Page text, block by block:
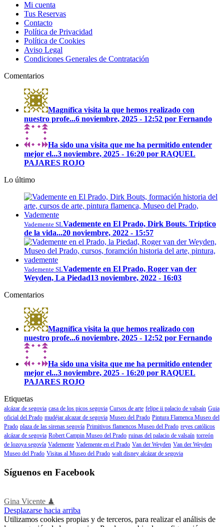
Mi cuenta
Tus Reservas
Contacto
Política de Privacidad
Política de Cookies
Aviso Legal
Condiciones Generales de Contratación
Comentarios
Magnífica visita la que hemos realizado con
nuestro profe...6 noviembre, 2025 - 12:52 por Fernando
Ha sido una visita que me ha permitido entender
mejor el...3 noviembre, 2025 - 16:20 por RAQUEL
PAJARES ROJO
Lo último
Vademente SLVademente en El Prado, Dirk Bouts. Tríptico
de la vida...20 noviembre, 2022 - 15:57
Vademente SLVademente en El Prado, Roger van der
Weyden, La Piedad13 noviembre, 2022 - 16:03
Comentarios
Magnífica visita la que hemos realizado con
nuestro profe...6 noviembre, 2025 - 12:52 por Fernando
Ha sido una visita que me ha permitido entender
mejor el...3 noviembre, 2025 - 16:20 por RAQUEL
PAJARES ROJO
Etiquetas
alcázar de segovia casa de los picos segovia Cursos de arte felipe ii palacio de valsaín Guia
oficial del Prado mudéjar alcazar de segovia Museo del Prado Pintura Flamenca Museo del
Prado plaza de las sirenas segovía Primitivos flamencos Museo del Prado reyes católicos
alcázar de segovia Robert Campin Museo del Prado ruinas del palacio de valsaín torreón
de lozoya segovía Vademente Vademente en el Prado Van der Weyden Van der Weyden
Museo del Prado Visitas al Museo del Prado walt disney alcázar de segovia
Síguenos en Facebook
Gina Vicente ♟
Desplazarse hacia arriba
Utilizamos cookies propias y de terceros, para realizar el análisis de